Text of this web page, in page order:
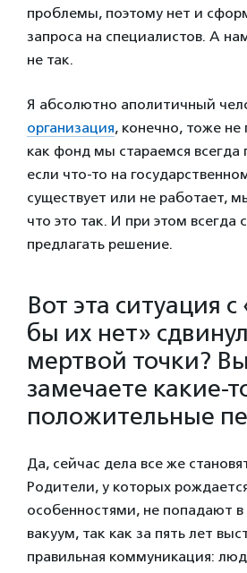
проблемы, поэтому нет и
запроса на специалистов. А
не так.
Я абсолютно аполитичный
организация, конечно, тоже не
как фонд мы стараемся всегда
если что-то на
существует или не работает,
что это так. И при этом всегда
предлагать решение.
Вот эта ситуация
бы их нет»
мертвой точки? Вы
замечаете какие-
положительные
Да, сейчас дела все же
Родители, у которых
особенностями, не попадают
вакуум, так как за пять лет
правильная коммуникация: